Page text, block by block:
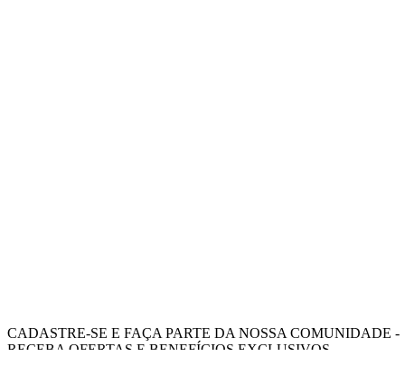
CADASTRE-SE E FAÇA PARTE DA NOSSA COMUNIDADE -
RECEBA OFERTAS E BENEFÍCIOS EXCLUSIVOS.